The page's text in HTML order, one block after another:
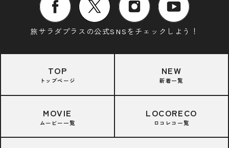
旅サラダプラスの公式SNSをチェックしよう！
TOP
トップページ
NEW
新着一覧
MOVIE
ムービー一覧
LOCORECO
ロコレコ一覧